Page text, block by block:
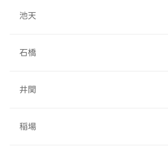
池天
石橋
井関
稲場